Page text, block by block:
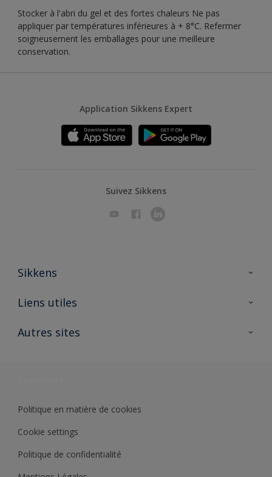
Stocker à l'abri du gel et des fortes chaleurs Ne pas
appliquer par températures inférieures à + 8°C. Refermer
soigneusement les emballages pour une meilleure
conservation.
Application Sikkens Expert
Suivez Sikkens
Sikkens
A propos de Sikkens
Liens utiles
Ouvrir un magasin PASS
Autres sites
Politique en matière de cookies
Cookie settings
Politique de confidentialité